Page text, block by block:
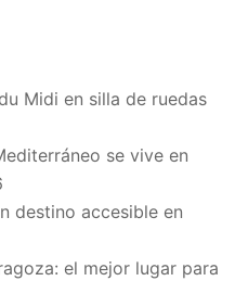
Midi en silla de ruedas
se vive en
destino accesible en
el mejor lugar para